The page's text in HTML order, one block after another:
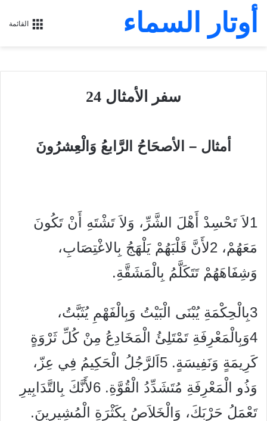
القائمة أوتار السماء
سفر الأمثال 24
أمثال – الأصحَاحُ الرَّابعُ وَالْعِشرُونَ
1لاَ تَحْسِدْ أَهْلَ الشَّرِّ، وَلاَ تَشْتَهِ أَنْ تَكُونَ
مَعَهُمْ، 2لأَنَّ قَلْبَهُمْ يَلْهَجُ بِالاغْتِصَابِ،
وَشِفَاهَهُمْ تَتَكَلَّمُ بِالْمَشَقَّةِ.
3بِالْحِكْمَةِ يُبْنَى الْبَيْتُ وَبِالْفَهْمِ يُثَبَّتُ،
4وَبِالْمَعْرِفَةِ تَمْتَلِئُ الْمَخَادِعُ مِنْ كُلِّ ثَرْوَةٍ
كَرِيمَةٍ وَنَفِيسَةٍ. 5 اَلرَّجُلُ الْحَكِيمُ فِي عِزّ،
وَذُو الْمَعْرِفَةِ مُتَشَدِّدُ الْقُوَّةِ. 6لأَنَّكَ بِالتَّدَابِيرِ
تَعْمَلُ حَرْبَكَ، وَالْخَلاَصُ بِكَثْرَةِ الْمُشِيرِينَ.